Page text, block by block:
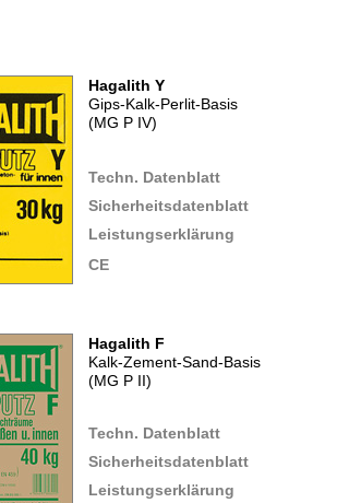
Hagalith Y
Gips-Kalk-Perlit-Basis
(MG P IV)
Techn. Datenblatt
Sicherheitsdatenblatt
Leistungserklärung
CE
Hagalith F
Kalk-Zement-Sand-Basis
(MG P II)
Techn. Datenblatt
Sicherheitsdatenblatt
Leistungserklärung